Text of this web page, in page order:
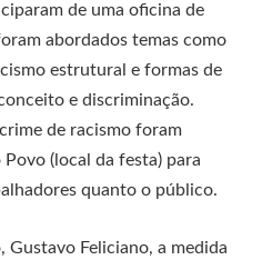
de uma oficina de
abordados temas como
estrutural e formas de
e discriminação.
de racismo foram
(local da festa) para
quanto o público.
Gustavo Feliciano, a medida